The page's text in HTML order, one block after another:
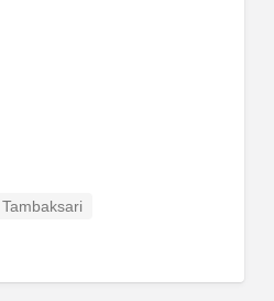
Tambaksari